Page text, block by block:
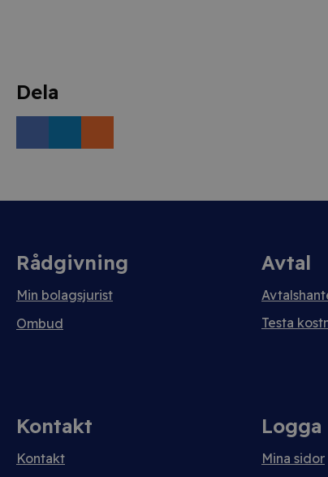
Dela
Rådgivning
Min bolagsjurist
Ombud
Avtal
Testa
Kontakt
Kontakt
Logga
Mina sidor